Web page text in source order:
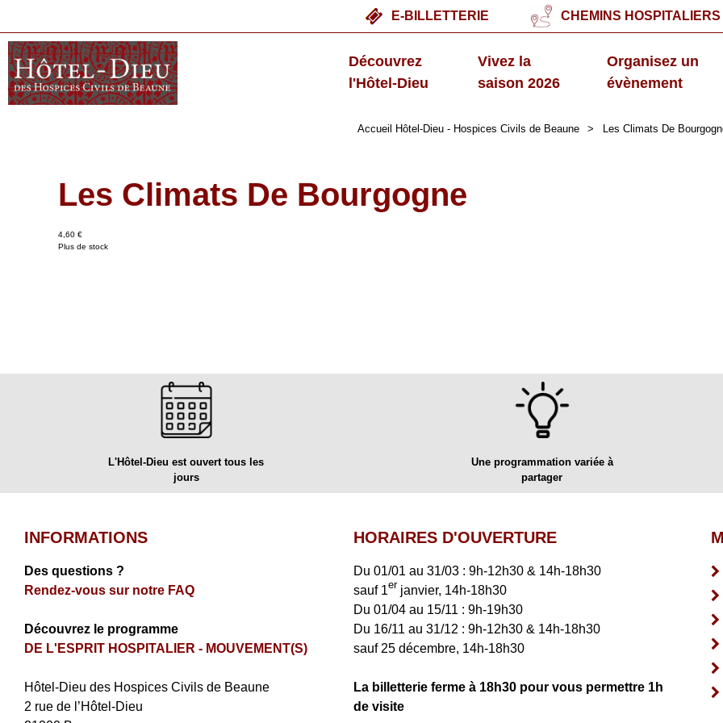
E-BILLETTERIE CHEMINS HOSPITALIERS
Découvrez
l'Hôtel-Dieu
Vivez la
saison 2026
Organisez un
évènement
Accueil Hôtel-Dieu - Hospices Civils de Beaune > Les Climats De
Les Climats De Bourgogne
4,60 €
Plus de stock
L'Hôtel-Dieu est ouvert tous les
jours
Une programmation variée à
partager
INFORMATIONS
Des questions ?
Rendez-vous sur notre FAQ
Découvrez le programme
DE L'ESPRIT HOSPITALIER - MOUVEMENT(S)
​Hôtel-Dieu des Hospices Civils de Beaune
2 rue de l’Hôtel-Dieu
HORAIRES D'OUVERTURE
Du 01/01 au 31/03 : 9h-12h30 & 14h-18h30
sauf 1er janvier, 14h-18h30
Du 01/04 au 15/11 : 9h-19h30
Du 16/11 au 31/12 : 9h-12h30 & 14h-18h30
sauf 25 décembre, 14h-18h30
La billetterie ferme à 18h30 pour vous permettre 1h
de visite